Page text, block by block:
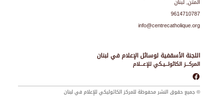
اللجنة الأسقفية لوسائل الإعلام في لبنان
المركـــز الكاثولـــيـكي للإعـــلام
المتن, لبنان
9614710787
info@centrecatholique.org
© جميع حقوق النشر محفوظة للمركز الكاثوليكي للإعلام في لبنان